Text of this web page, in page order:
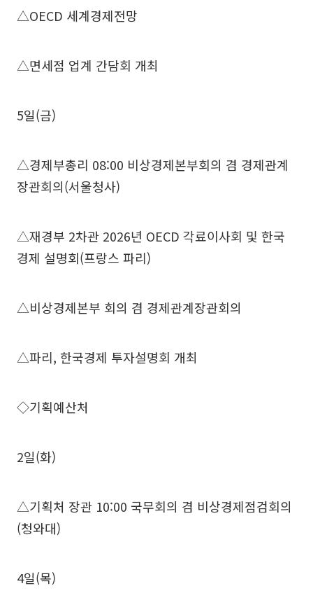
△OECD 세계경제전망
△면세점 업계 간담회 개최
5일(금)
△경제부총리 08:00 비상경제본부회의 겸 경제관계
장관회의(서울청사)
△재경부 2차관 2026년 OECD 각료이사회 및 한국
경제 설명회(프랑스 파리)
△비상경제본부 회의 겸 경제관계장관회의
△파리, 한국경제 투자설명회 개최
◇기획예산처
2일(화)
△기획처 장관 10:00 국무회의 겸 비상경제점검회의
(청와대)
4일(목)